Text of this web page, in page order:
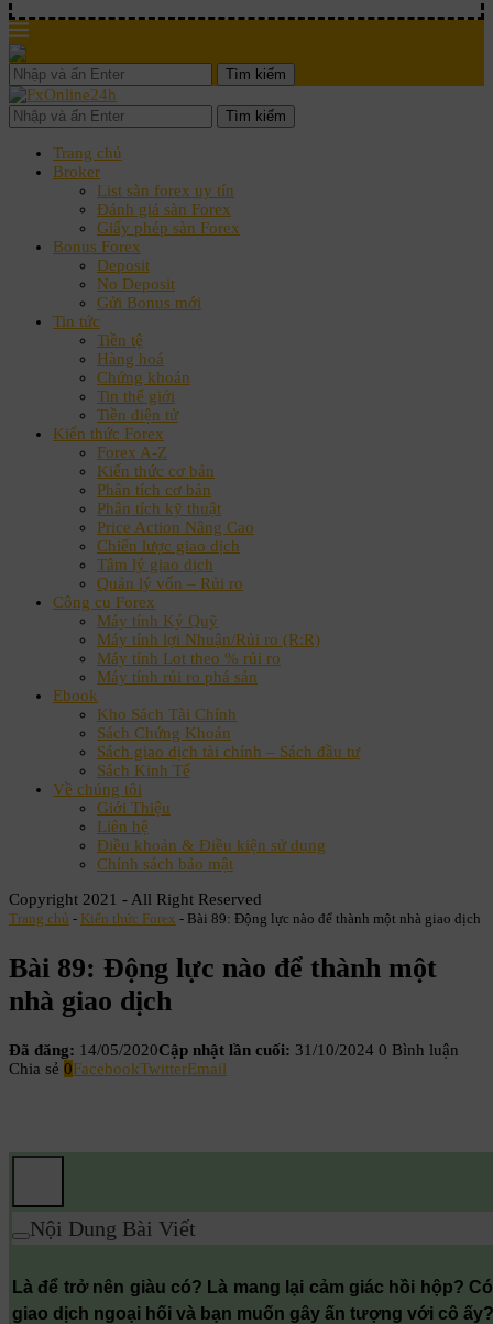
Tìm kiếm
Tìm kiếm
Trang chủ
Broker
List sàn forex uy tín
Đánh giá sàn Forex
Giấy phép sàn Forex
Bonus Forex
Deposit
No Deposit
Gửi Bonus mới
Tin tức
Tiền tệ
Hàng hoá
Chứng khoán
Tin thế giới
Tiền điện tử
Kiến thức Forex
Forex A-Z
Kiến thức cơ bản
Phân tích cơ bản
Phân tích kỹ thuật
Price Action Nâng Cao
Chiến lược giao dịch
Tâm lý giao dịch
Quản lý vốn – Rủi ro
Công cụ Forex
Máy tính Ký Quỹ
Máy tính lợi Nhuận/Rủi ro (R:R)
Máy tính Lot theo % rủi ro
Máy tính rủi ro phá sản
Ebook
Kho Sách Tài Chính
Sách Chứng Khoán
Sách giao dịch tài chính – Sách đầu tư
Sách Kinh Tế
Về chúng tôi
Giới Thiệu
Liên hệ
Điều khoản & Điều kiện sử dụng
Chính sách bảo mật
Copyright 2021 - All Right Reserved
Trang chủ - Kiến thức Forex - Bài 89: Động lực nào để thành một nhà giao dịch
Bài 89: Động lực nào để thành một
nhà giao dịch
Đã đăng: 14/05/2020Cập nhật lần cuối: 31/10/2024 0 Bình luận
Chia sẻ 0FacebookTwitterEmail
Nội Dung Bài Viết
Là để trở nên giàu có? Là mang lại cảm giác hồi hộp?
giao dịch ngoại hối và bạn muốn gây ấn tượng với cô ấy?